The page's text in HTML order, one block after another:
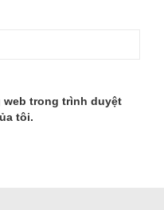
web trong trình duyệt
tôi.